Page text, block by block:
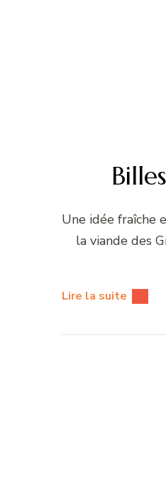
Une idée fraîche
la viande des
Lire la suite